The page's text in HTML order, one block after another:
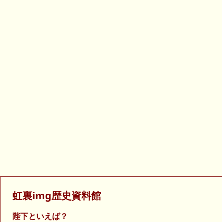
虹裏img歴史資料館
陛下といえば？